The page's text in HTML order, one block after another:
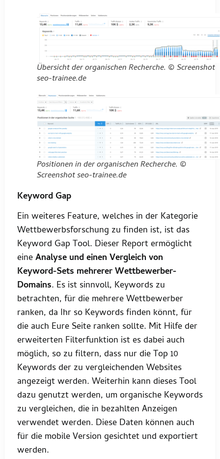
Übersicht der organischen Recherche. © Screenshot
seo-trainee.de
Positionen in der organischen Recherche. ©
Screenshot seo-trainee.de
Keyword Gap
Ein weiteres Feature, welches in der Kategorie
Wettbewerbsforschung zu finden ist, ist das
Keyword Gap Tool. Dieser Report ermöglicht
eineAnalyse und einen Vergleich von
Keyword-Sets mehrerer Wettbewerber-
Domains. Es ist sinnvoll, Keywords zu
betrachten, für die mehrere Wettbewerber
ranken, da Ihr so Keywords finden könnt, für
die auch Eure Seite ranken sollte. Mit Hilfe der
erweiterten Filterfunktion ist es dabei auch
möglich, so zu filtern, dass nur die Top 10
Keywords der zu vergleichenden Websites
angezeigt werden. Weiterhin kann dieses Tool
dazu genutzt werden, um organische Keywords
zu vergleichen, die in bezahlten Anzeigen
verwendet werden. Diese Daten können auch
für die mobile Version gesichtet und exportiert
werden.